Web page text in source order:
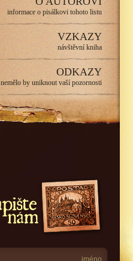
informace o pisálkovi tohoto listu
VZKAZY
návštěvní kniha
ODKAZY
nemělo by uniknout vaší pozornosti